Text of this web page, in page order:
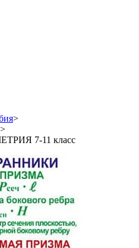
>
>
7-11 класс